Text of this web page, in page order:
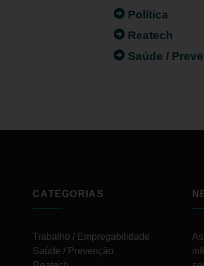
Política
Reatech
Saúde /
CATEGORIAS
Trabalho / Empregabilidade
Saúde / Prevenção